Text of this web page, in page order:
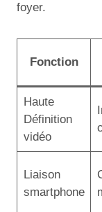
foyer.
Fonction
Haute
Définition
vidéo
Liaison
smartphone